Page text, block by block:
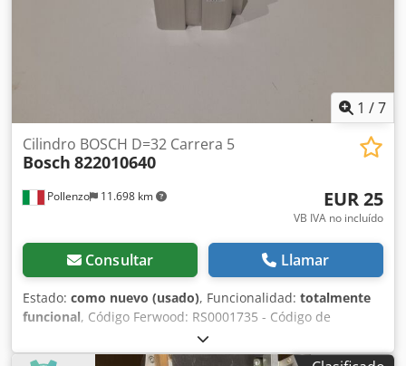
1 /7
Pollenzo 11.698 km
Cilindro BOSCH D=32 Carrera 5
Bosch 822010640
EUR 25
VB IVA no incluído
Consultar Llamar
Estado: como nuevo (usado), Funcionalidad: totalmente
funcional, Código Ferwood: RS0001735 - Código de
fabricante: 822010640 - Estado: Como nuevo (artículo de
exposición) - Funcionalidad: Totalmente funcional -